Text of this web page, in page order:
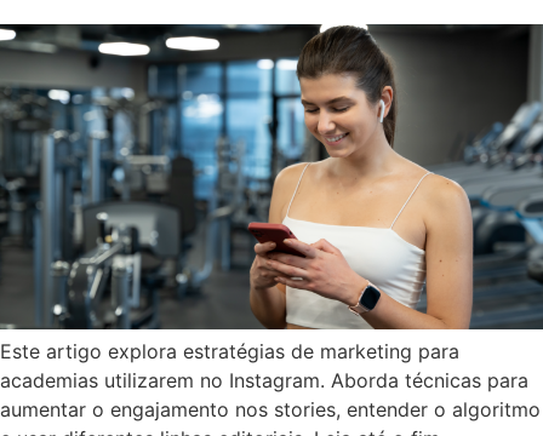
Este artigo explora estratégias de marketing para
academias utilizarem no Instagram. Aborda técnicas para
aumentar o engajamento nos stories, entender o algoritmo